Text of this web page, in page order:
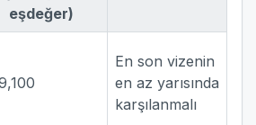
eşdeğer)
En son vizenin
en az yarısında
karşılanmalı